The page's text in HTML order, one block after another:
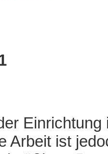
Einrichtung
Arbeit ist